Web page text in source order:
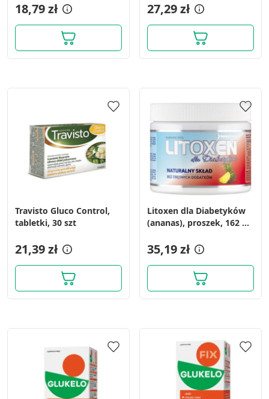
18,79 zł 27,29 zł
Travisto Gluco Control,
tabletki, 30 szt
21,39 zł
Litoxen dla Diabetyków
(ananas), proszek, 162 g
35,19 zł